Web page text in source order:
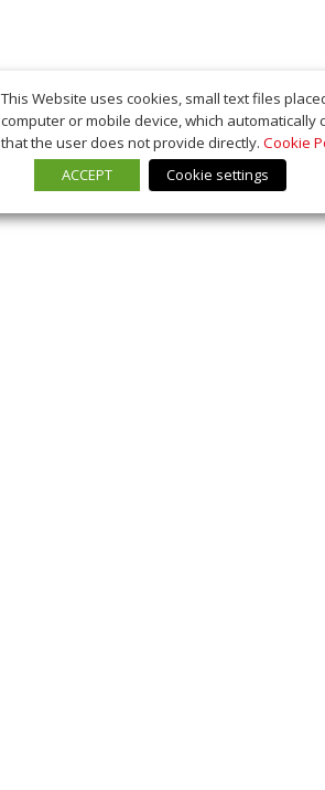
This Website uses cookies, small text files
computer or mobile device, which automatically
that the user does not provide directly. Cookie
ACCEPT
Cookie settings